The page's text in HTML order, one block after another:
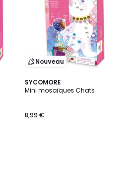
Nouveau
SYCOMORE
Mini mosaïques Chats
8,99 €